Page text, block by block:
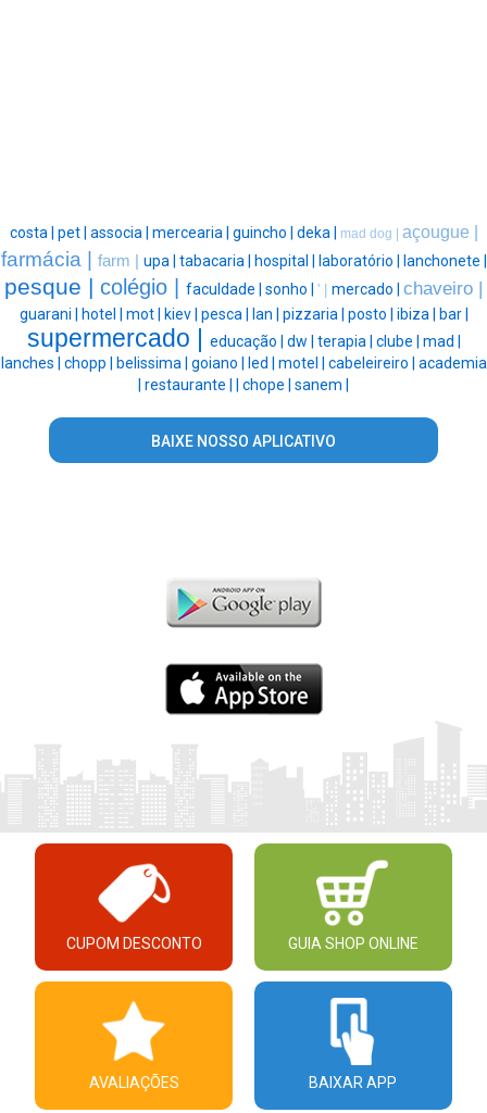
costa | pet | associa | mercearia | guincho | deka | mad dog | açougue |
farmácia | farm | upa | tabacaria | hospital | laboratório | lanchonete |
pesque | colégio | faculdade | sonho | ' | mercado | chaveiro |
guarani | hotel | mot | kiev | pesca | lan | pizzaria | posto | ibiza | bar |
supermercado | educação | dw | terapia | clube | mad |
lanches | chopp | belissima | goiano | led | motel | cabeleireiro | academia
restaurante | chope | sanem |
BAIXE NOSSO APLICATIVO
CUPOM DESCONTO GUIA SHOP ONLINE
AVALIAÇÕES BAIXAR APP